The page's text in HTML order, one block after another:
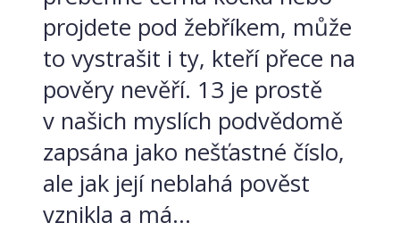
projdete pod žebříkem, může
to vystrašit i ty, kteří přece na
pověry nevěří. 13 je prostě
v našich myslích podvědomě
zapsána jako nešťastné číslo,
ale jak její neblahá pověst
vznikla a má...